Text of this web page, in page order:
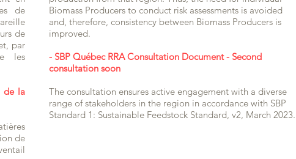
de
de
par
les
de la
de
Biomass Producers to conduct risk assessments is avoided
and, therefore, consistency between Biomass Producers is
improved.
- SBP Québec RRA Consultation Document - Second
consultation soon
The consultation ensures active engagement with a diverse
range of stakeholders in the region in accordance with SBP
Standard 1: Sustainable Feedstock Standard, v2, March 2023.